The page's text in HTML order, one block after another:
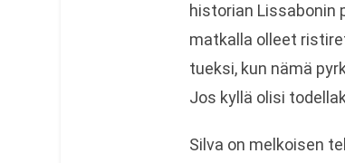
historian Lissabonin
matkalla olleet
tueksi, kun nämä
Jos kyllä olisi
Silva on melkoisen